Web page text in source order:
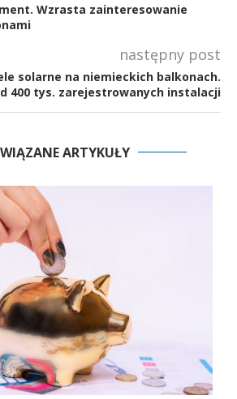
Wzrasta zainteresowanie
następny post
solarne na niemieckich balkonach.
400 tys. zarejestrowanych instalacji
ARTYKUŁY